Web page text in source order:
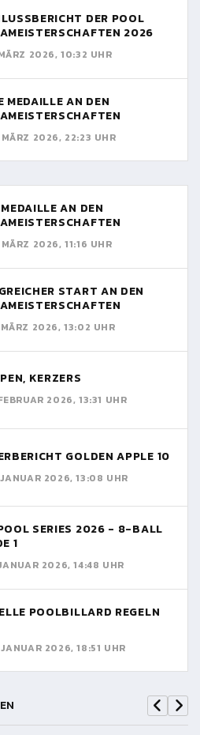
DER POOL
2026
2026, 10:32 UHR
MEDAILLE AN DEN
2026, 22:23 UHR
AN DEN
2026, 11:16 UHR
START AN DEN
2026, 13:02 UHR
KERZERS
2026, 13:31 UHR
GOLDEN APPLE 10
2026, 13:08 UHR
SERIES 2026 - 8-BALL
1
2026, 14:48 UHR
POOLBILLARD REGELN
2026, 18:51 UHR